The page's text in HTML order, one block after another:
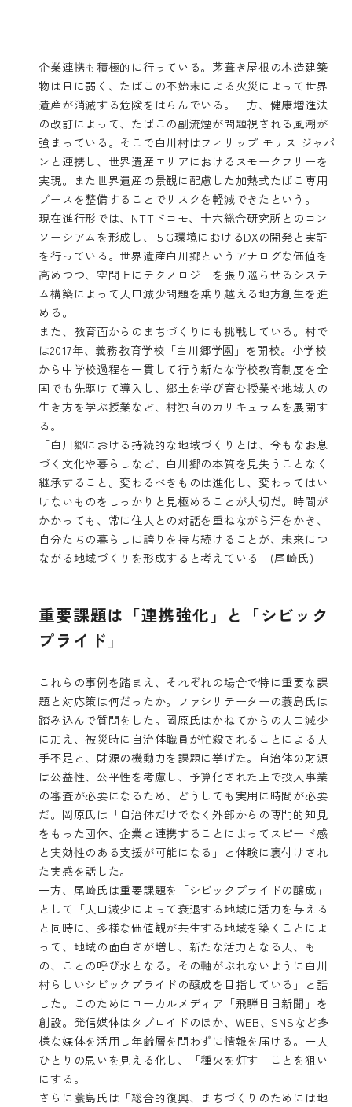
企業連携も積極的に行っている。茅葺き屋根の木造建築
物は日に弱く、たばこの不始末による火災によって世界
遺産が消滅する危険をはらんでいる。一方、健康増進法
の改訂によって、たばこの副流煙が問題視される風潮が
強まっている。そこで白川村はフィリップ モリス ジャパ
ンと連携し、世界遺産エリアにおけるスモークフリーを
実現。また世界遺産の景観に配慮した加熱式たばこ専用
ブースを整備することでリスクを軽減できたという。
現在進行形では、NTTドコモ、十六総合研究所とのコン
ソーシアムを形成し、５G環境におけるDXの開発と実証
を行っている。世界遺産白川郷というアナログな価値を
高めつつ、空間上にテクノロジーを張り巡らせるシステ
ム構築によって人口減少問題を乗り越える地方創生を進
める。
また、教育面からのまちづくりにも挑戦している。村で
は2017年、義務教育学校「白川郷学園」を開校。小学校
から中学校過程を一貫して行う新たな学校教育制度を全
国でも先駆けて導入し、郷土を学び育む授業や地域人の
生き方を学ぶ授業など、村独自のカリキュラムを展開す
る。
「白川郷における持続的な地域づくりとは、今もなお息
づく文化や暮らしなど、白川郷の本質を見失うことなく
継承すること。変わるべきものは進化し、変わってはい
けないものをしっかりと見極めることが大切だ。時間が
かかっても、常に住人との対話を重ねながら汗をかき、
自分たちの暮らしに誇りを持ち続けることが、未来につ
ながる地域づくりを形成すると考えている」(尾崎氏)
重要課題は「連携強化」と「シビック
プライド」
これらの事例を踏まえ、それぞれの場合で特に重要な課
題と対応策は何だったか。ファシリテーターの蓑島氏は
踏み込んで質問をした。岡原氏はかねてからの人口減少
に加え、被災時に自治体職員が忙殺されることによる人
手不足と、財源の機動力を課題に挙げた。自治体の財源
は公益性、公平性を考慮し、予算化された上で投入事業
の審査が必要になるため、どうしても実用に時間が必要
だ。岡原氏は「自治体だけでなく外部からの専門的知見
をもった団体、企業と連携することによってスピード感
と実効性のある支援が可能になる」と体験に裏付けされ
た実感を話した。
一方、尾崎氏は重要課題を「シビックプライドの醸成」
として「人口減少によって衰退する地域に活力を与える
と同時に、多様な価値観が共生する地域を築くことによ
って、地域の面白さが増し、新たな活力となる人、も
の、ことの呼び水となる。その軸がぶれないように白川
村らしいシビックプライドの醸成を目指している」と話
した。このためにローカルメディア「飛騨日日新聞 」を
創設。発信媒体はタブロイドのほか、WEB、SNSなど多
様な媒体を活用し年齢層を問わずに情報を届ける。一人
ひとりの思いを見える化し、「種火を灯す」ことを狙い
にする。
さらに蓑島氏は「総合的復興、まちづくりのためには地